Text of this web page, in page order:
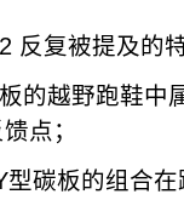
反复被提及的
越野跑鞋中
点；
碳板的组合在